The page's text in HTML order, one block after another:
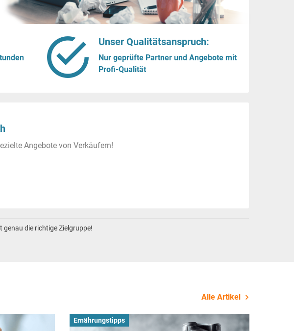
Unser Qualitätsanspruch:
Nur geprüfte Partner und Angebote mit
Profi-Qualität
Angebote von Verkäufern!
genau die richtige Zielgruppe!
Alle Artikel
Ernährungstipps